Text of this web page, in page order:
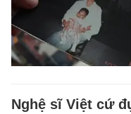
Nghệ sĩ Việt cứ